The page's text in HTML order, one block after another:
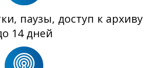
паузы, доступ к архиву
14 дней